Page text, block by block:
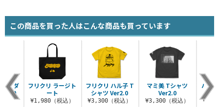
この商品を買った人はこんな商品も買っています
フリクリ ハル子 T
シャツ Ver2.0
¥3,300（税込）
マミ美 Tシャツ
Ver2.0
¥3,300（税込）
ハル
シ
ルダ
込）
フリクリ ラージト
ート
¥1,980（税込）